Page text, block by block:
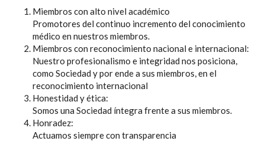
Miembros con alto nivel académico
Promotores del continuo incremento del conocimiento
médico en nuestros miembros.
Miembros con reconocimiento nacional e internacional:
Nuestro profesionalismo e integridad nos posiciona,
como Sociedad y por ende a sus miembros, en el
reconocimiento internacional
Honestidad y ética:
Somos una Sociedad íntegra frente a sus miembros.
Honradez:
Actuamos siempre con transparencia